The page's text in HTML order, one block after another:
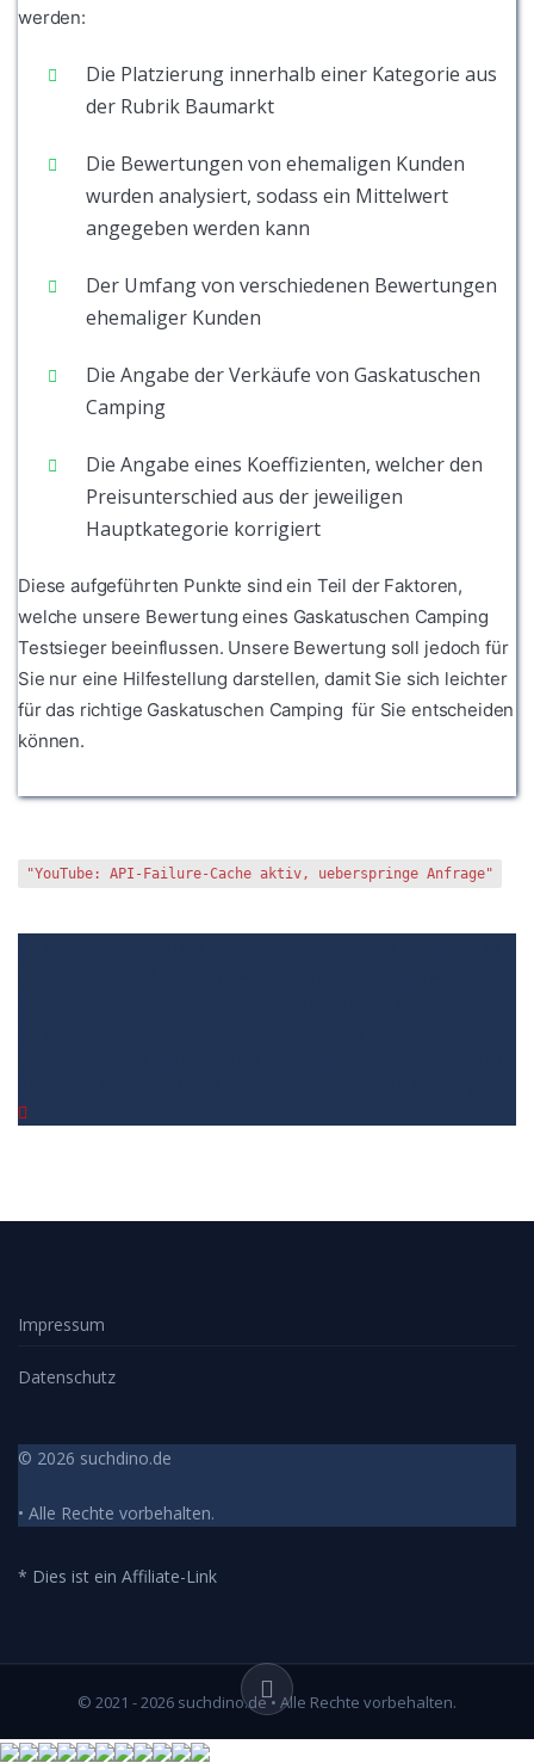
werden:
Die Platzierung innerhalb einer Kategorie aus
der Rubrik Baumarkt
Die Bewertungen von ehemaligen Kunden
wurden analysiert, sodass ein Mittelwert
angegeben werden kann
Der Umfang von verschiedenen Bewertungen
ehemaliger Kunden
Die Angabe der Verkäufe von Gaskatuschen
Camping
Die Angabe eines Koeffizienten, welcher den
Preisunterschied aus der jeweiligen
Hauptkategorie korrigiert
Diese aufgeführten Punkte sind ein Teil der Faktoren,
welche unsere Bewertung eines Gaskatuschen Camping
Testsieger beeinflussen. Unsere Bewertung soll jedoch für
Sie nur eine Hilfestellung darstellen, damit Sie sich leichter
für das richtige Gaskatuschen Camping für Sie entscheiden
können.
"YouTube: API-Failure-Cache aktiv, ueberspringe Anfrage"
Impressum
Datenschutz
© 2026 suchdino.de
• Alle Rechte vorbehalten.
* Dies ist ein Affiliate-Link
© 2021 - 2026 suchdino.de • Alle Rechte vorbehalten.